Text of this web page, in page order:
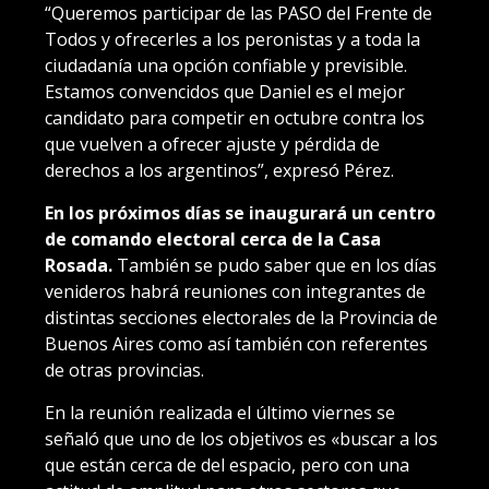
“Queremos participar de las PASO del Frente de
Todos y ofrecerles a los peronistas y a toda la
ciudadanía una opción confiable y previsible.
Estamos convencidos que Daniel es el mejor
candidato para competir en octubre contra los
que vuelven a ofrecer ajuste y pérdida de
derechos a los argentinos”, expresó Pérez.
En los próximos días se inaugurará un centro
de comando electoral cerca de la Casa
Rosada. También se pudo saber que en los días
venideros habrá reuniones con integrantes de
distintas secciones electorales de la Provincia de
Buenos Aires como así también con referentes
de otras provincias.
En la reunión realizada el último viernes se
señaló que uno de los objetivos es «buscar a los
que están cerca de del espacio, pero con una